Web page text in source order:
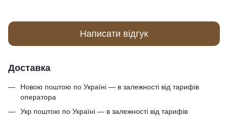
Написати відгук
Доставка
Новою поштою по Україні — в залежності від тарифів
оператора
Укр поштою по Україні — в залежності від тарифів